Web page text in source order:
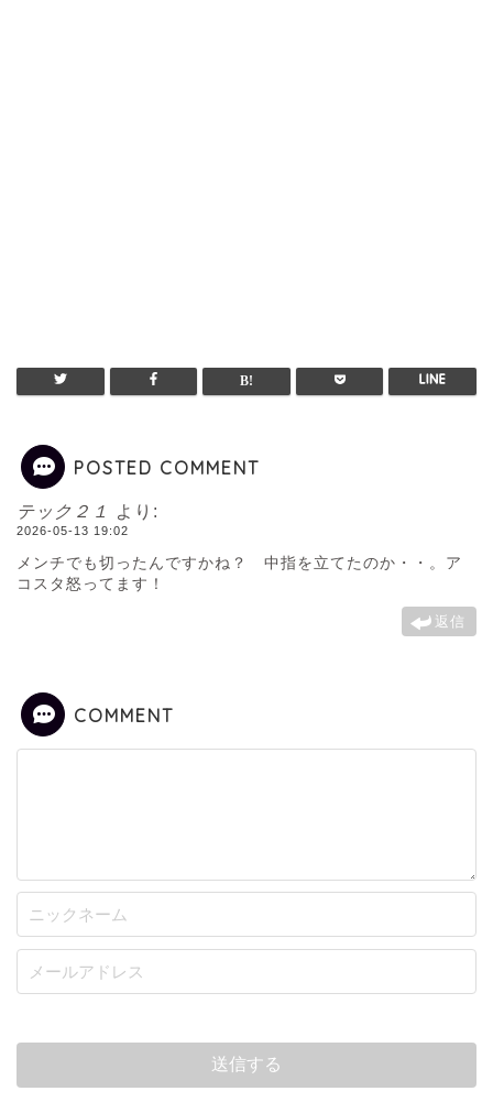
POSTED COMMENT
テック２１ より:
2026-05-13 19:02
メンチでも切ったんですかね？ 中指を立てたのか・・。ア
コスタ怒ってます！
返信
COMMENT